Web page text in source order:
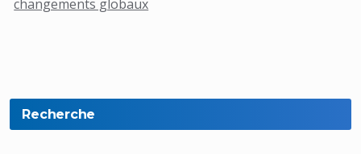
changements globaux
Recherche